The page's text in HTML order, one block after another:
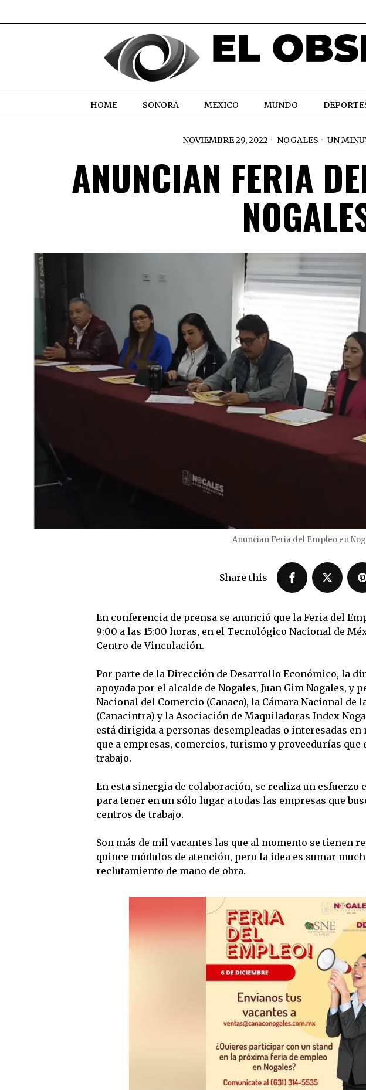
HOME SONORA MEXICO MUNDO
NOVIEMBRE 29, 2022 NOGALES UN
ANUNCIAN FERIA
Anuncian Feria del Empleo en
Share this
En conferencia de prensa se anunció que la Feria del
9:00 a las 15:00 horas, en el Tecnológico Nacional de
Centro de Vinculación.
Por parte de la Dirección de Desarrollo Económico, la
apoyada por el alcalde de Nogales, Juan Gim Nogales, y
Nacional del Comercio (Canaco), la Cámara Nacional
(Canacintra) y la Asociación de Maquiladoras Index
está dirigida a personas desempleadas o interesadas
que a empresas, comercios, turismo y proveedurías que
trabajo.
En esta sinergia de colaboración, se realiza un esfuerzo
para tener en un sólo lugar a todas las empresas que
centros de trabajo.
Son más de mil vacantes las que al momento se tienen
quince módulos de atención, pero la idea es sumar
reclutamiento de mano de obra.